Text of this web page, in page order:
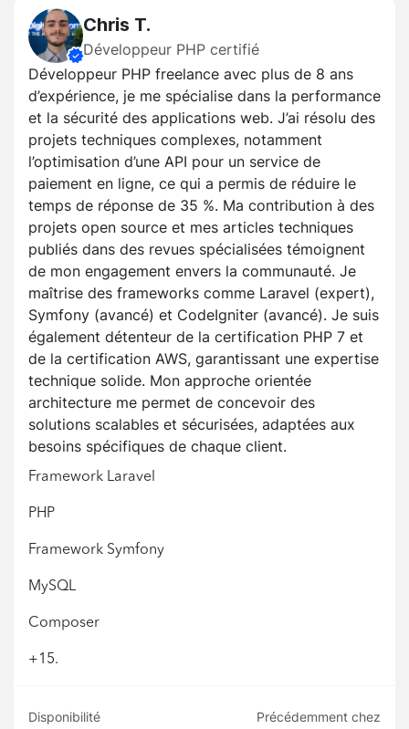
Chris T.
Développeur PHP certifié
Développeur PHP freelance avec plus de 8 ans
d’expérience, je me spécialise dans la performance
et la sécurité des applications web. J’ai résolu des
projets techniques complexes, notamment
l’optimisation d’une API pour un service de
paiement en ligne, ce qui a permis de réduire le
temps de réponse de 35 %. Ma contribution à des
projets open source et mes articles techniques
publiés dans des revues spécialisées témoignent
de mon engagement envers la communauté. Je
maîtrise des frameworks comme Laravel (expert),
Symfony (avancé) et CodeIgniter (avancé). Je suis
également détenteur de la certification PHP 7 et
de la certification AWS, garantissant une expertise
technique solide. Mon approche orientée
architecture me permet de concevoir des
solutions scalables et sécurisées, adaptées aux
besoins spécifiques de chaque client.
Framework Laravel
PHP
Framework Symfony
MySQL
Composer
+15.
Disponibilité
Précédemment chez